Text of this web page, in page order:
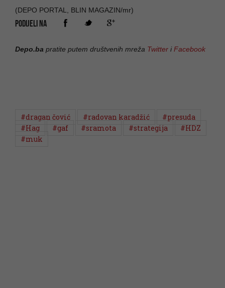
(DEPO PORTAL, BLIN MAGAZIN/mr)
PODIJELI NA
Depo.ba pratite putem društvenih mreža Twitter iFacebook
#dragan čović #radovan karadžić
#presuda
#Hag
#gaf #sramota #strategija
#HDZ
#muk